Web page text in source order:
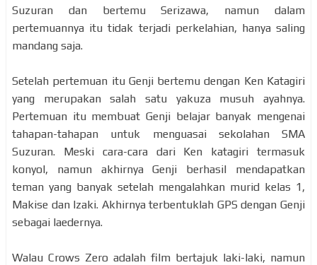
Suzuran dan bertemu Serizawa, namun dalam
pertemuannya itu tidak terjadi perkelahian, hanya saling
mandang saja.
Setelah pertemuan itu Genji bertemu dengan Ken Katagiri
yang merupakan salah satu yakuza musuh ayahnya.
Pertemuan itu membuat Genji belajar banyak mengenai
tahapan-tahapan untuk menguasai sekolahan SMA
Suzuran. Meski cara-cara dari Ken katagiri termasuk
konyol, namun akhirnya Genji berhasil mendapatkan
teman yang banyak setelah mengalahkan murid kelas 1,
Makise dan Izaki. Akhirnya terbentuklah GPS dengan Genji
sebagai laedernya.
Walau Crows Zero adalah film bertajuk laki-laki, namun